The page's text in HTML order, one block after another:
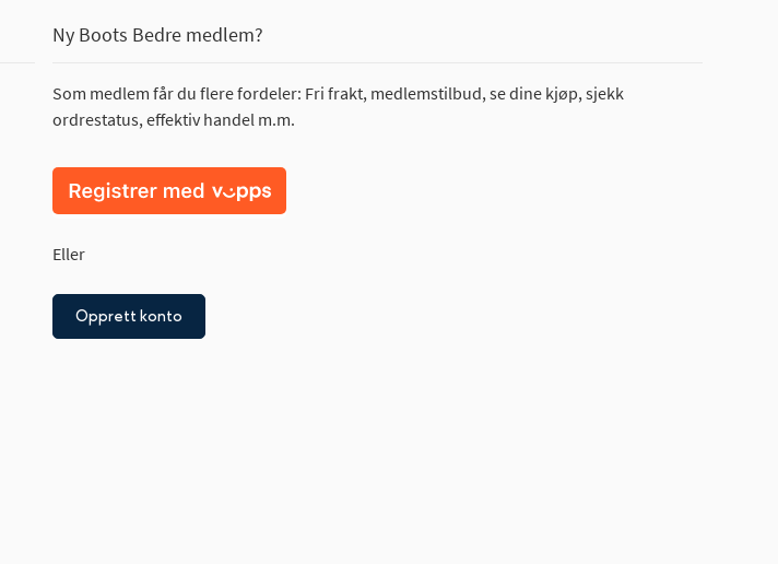
Ny Boots Bedre medlem?
Som medlem får du flere fordeler: Fri frakt, medlemstilbud, se dine kjøp, sjekk
ordrestatus, effektiv handel m.m.
Eller
Opprett konto